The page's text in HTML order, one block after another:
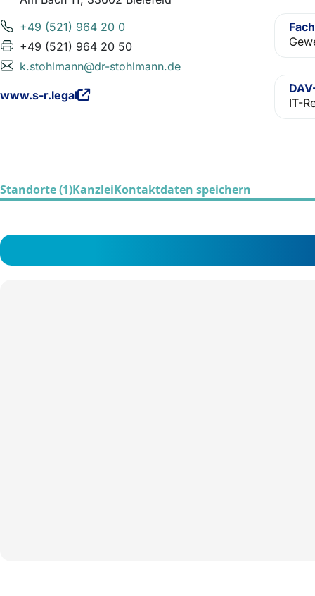
+49 (521) 964 20 0
+49 (521) 964 20 50
k.stohlmann@dr-stohlmann.de
www.s-r.legal
IT-
Standorte (1)KanzleiKontaktdaten speichern